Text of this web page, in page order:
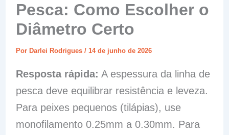
Pesca: Como Escolher o
Diâmetro Certo
Por Darlei Rodrigues / 14 de junho de 2026
Resposta rápida: A espessura da linha de
pesca deve equilibrar resistência e leveza.
Para peixes pequenos (tilápias), use
monofilamento 0.25mm a 0.30mm. Para